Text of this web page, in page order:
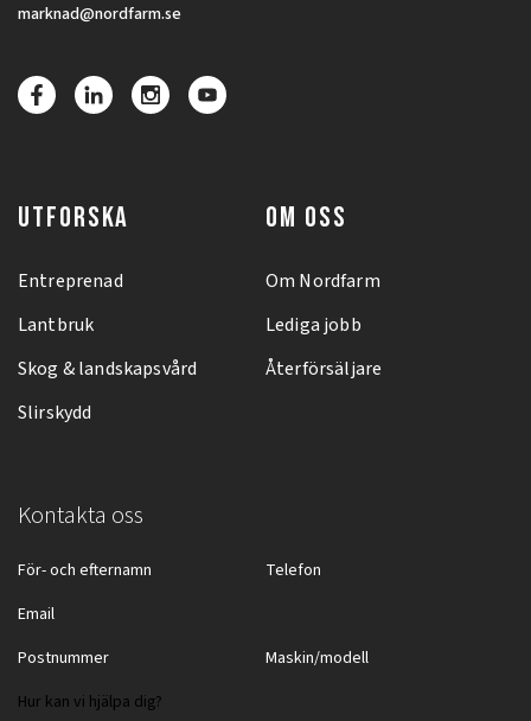
marknad@nordfarm.se
UTFORSKA
Entreprenad
Lantbruk
Skog & landskapsvård
Slirskydd
OM OSS
Om Nordfarm
Lediga jobb
Återförsäljare
Kontakta oss